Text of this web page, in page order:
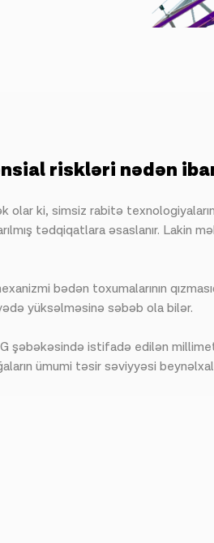
riskləri nədən
ki, simsiz rabitə
tədqiqatlara əsaslanır.
bədən toxumalarının
yüksəlməsinə səbəb ola bilər.
şəbəkəsində istifadə edilən
ümumi təsir səviyyəsi